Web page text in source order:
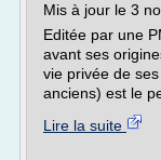
Mis à jour le 3
Editée par une
avant ses
vie privée de
anciens) est le
Lire la suite